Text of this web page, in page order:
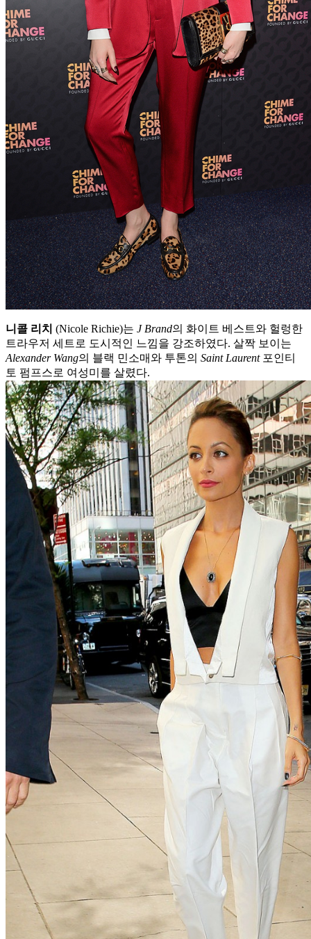
니콜 리치 (Nicole Richie)는 J Brand의 화이트 베스트와 헐렁한
트라우저 세트로 도시적인 느낌을 강조하였다. 살짝 보이는
Alexander Wang의 블랙 민소매와 투톤의 Saint Laurent 포인티
토 펌프스로 여성미를 살렸다.